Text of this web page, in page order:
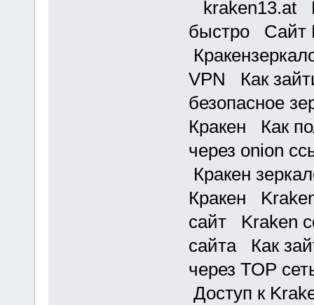
kraken13.at
быстро Сайт
VPN Как
безопасное
Кракен Как
через onion
Кракен
Кракен
сайт Kraken
сайта Как
через ТОР
Доступ к